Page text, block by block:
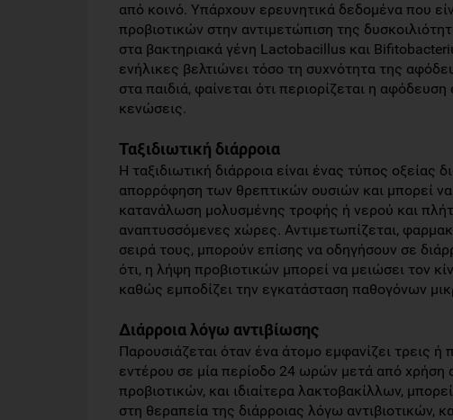
από κοινό. Υπάρχουν ερευνητικά δεδομένα που
προβιοτικών στην αντιμετώπιση της
στα βακτηριακά γένη Lactobacillus και
ενήλικες βελτιώνει τόσο τη συχνότητα της
στα παιδιά, φαίνεται ότι περιορίζεται η
κενώσεις.
Ταξιδιωτική διάρροια
Η ταξιδιωτική διάρροια είναι ένας τύπος οξείας
απορρόφηση των θρεπτικών ουσιών και μπορεί
κατανάλωση μολυσμένης τροφής ή νερού και
αναπτυσσόμενες χώρες. Αντιμετωπίζεται,
σειρά τους, μπορούν επίσης να οδηγήσουν σε
ότι, η λήψη προβιοτικών μπορεί να μειώσει τον
καθώς εμποδίζει την εγκατάσταση παθογόνων
Διάρροια λόγω αντιβίωσης
Παρουσιάζεται όταν ένα άτομο εμφανίζει τρεις
εντέρου σε μία περίοδο 24 ωρών μετά από χρήση
προβιοτικών, και ιδιαίτερα λακτοβακίλλων,
στη θεραπεία της διάρροιας λόγω αντιβιοτικών,